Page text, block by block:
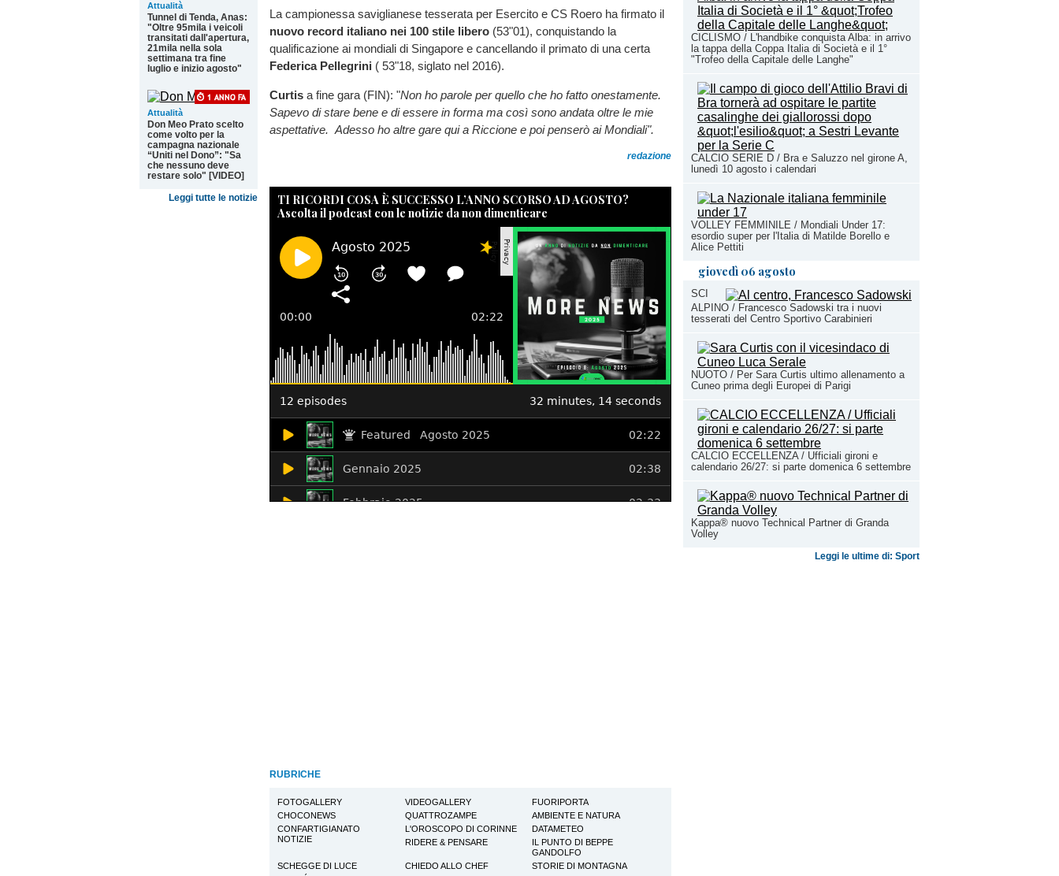
CICLISMO / L'handbike conquista Alba: in arrivo
la tappa della Coppa Italia di Società e il 1°
"Trofeo della Capitale delle Langhe"
CALCIO SERIE D / Bra e Saluzzo nel girone A,
lunedì 10 agosto i calendari
VOLLEY FEMMINILE / Mondiali Under 17:
esordio super per l'Italia di Matilde Borello e
Alice Pettiti
giovedì 06 agosto
SCI
ALPINO / Francesco Sadowski tra i nuovi
tesserati del Centro Sportivo Carabinieri
NUOTO / Per Sara Curtis ultimo allenamento a
Cuneo prima degli Europei di Parigi
CALCIO ECCELLENZA / Ufficiali gironi e
calendario 26/27: si parte domenica 6 settembre
Kappa® nuovo Technical Partner di Granda
Volley
Leggi le ultime di: Sport
Attualità
Tunnel di Tenda, Anas:
"Oltre 95mila i veicoli
transitati dall'apertura,
21mila nella sola
settimana tra fine
luglio e inizio agosto"
Attualità
Don Meo Prato scelto
come volto per la
campagna nazionale
“Uniti nel Dono”: "Sa
che nessuno deve
restare solo" [VIDEO]
Leggi tutte le notizie
La campionessa saviglianese tesserata per Esercito e CS Roero ha firmato il
nuovo record italiano nei 100 stile libero (53"01), conquistando la
qualificazione ai mondiali di Singapore e cancellando il primato di una certa
Federica Pellegrini ( 53"18, siglato nel 2016).
Curtis a fine gara (FIN): "Non ho parole per quello che ho fatto onestamente.
Sapevo di stare bene e di essere in forma ma così sono andata oltre le mie
aspettative. Adesso ho altre gare qui a Riccione e poi penserò ai Mondiali".
redazione
TI RICORDI COSA È SUCCESSO L’ANNO SCORSO AD AGOSTO?
Ascolta il podcast con le notizie da non dimenticare
RUBRICHE
FOTOGALLERY VIDEOGALLERY
FUORIPORTA
CHOCONEWS
QUATTROZAMPE
AMBIENTE E NATURA
CONFARTIGIANATO
NOTIZIE
L'OROSCOPO DI CORINNE
DATAMETEO
RIDERE & PENSARE
IL PUNTO DI BEPPE
GANDOLFO
SCHEGGE DI LUCE
CHIEDO ALLO CHEF
STORIE DI MONTAGNA